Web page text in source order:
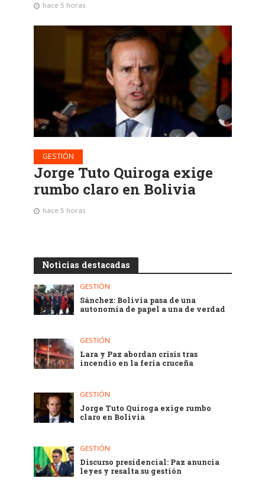
hace 5 horas
GESTIÓN
Jorge Tuto Quiroga exige
rumbo claro en Bolivia
hace 5 horas
Noticias destacadas
GESTIÓN
Sánchez: Bolivia pasa de una
autonomía de papel a una de verdad
GESTIÓN
Lara y Paz abordan crisis tras
incendio en la feria cruceña
GESTIÓN
Jorge Tuto Quiroga exige rumbo
claro en Bolivia
GESTIÓN
Discurso presidencial: Paz anuncia
leyes y resalta su gestión